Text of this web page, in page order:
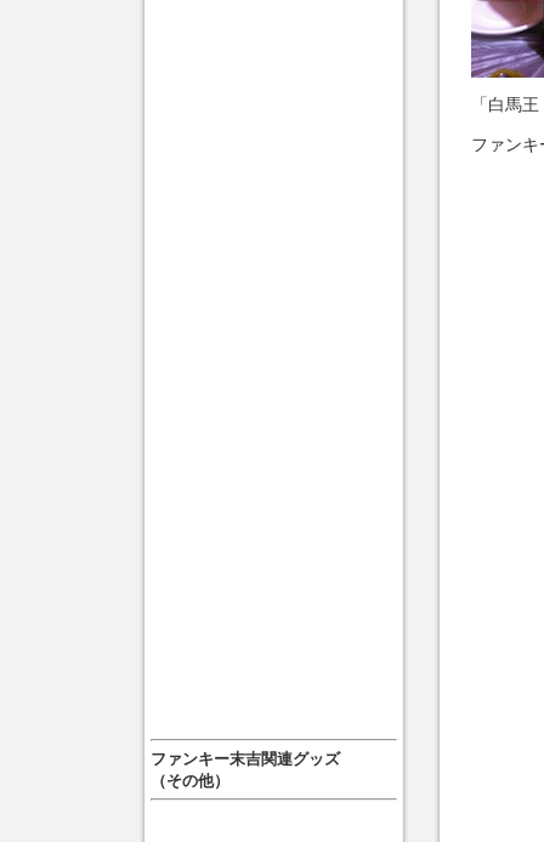
ファンキー末吉関連グッズ
（その他）
「白馬
ファン